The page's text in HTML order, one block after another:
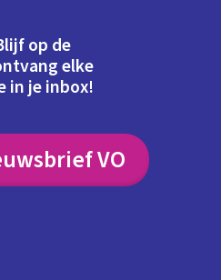
op de
elke
in je inbox!
VO